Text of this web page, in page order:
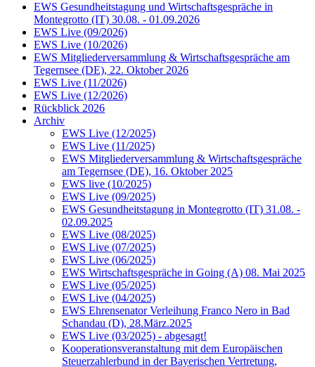
EWS Gesundheitstagung und Wirtschaftsgespräche in
Montegrotto (IT) 30.08. - 01.09.2026
EWS Live (09/2026)
EWS Live (10/2026)
EWS Mitgliederversammlung & Wirtschaftsgespräche am
Tegernsee (DE), 22. Oktober 2026
EWS Live (11/2026)
EWS Live (12/2026)
Rückblick 2026
Archiv
EWS Live (12/2025)
EWS Live (11/2025)
EWS Mitgliederversammlung & Wirtschaftsgespräche
am Tegernsee (DE), 16. Oktober 2025
EWS live (10/2025)
EWS Live (09/2025)
EWS Gesundheitstagung in Montegrotto (IT) 31.08. -
02.09.2025
EWS Live (08/2025)
EWS Live (07/2025)
EWS Live (06/2025)
EWS Wirtschaftsgespräche in Going (A) 08. Mai 2025
EWS Live (05/2025)
EWS Live (04/2025)
EWS Ehrensenator Verleihung Franco Nero in Bad
Schandau (D), 28.März.2025
EWS Live (03/2025) - abgesagt!
Kooperationsveranstaltung mit dem Europäischen
Steuerzahlerbund in der Bayerischen Vertretung,